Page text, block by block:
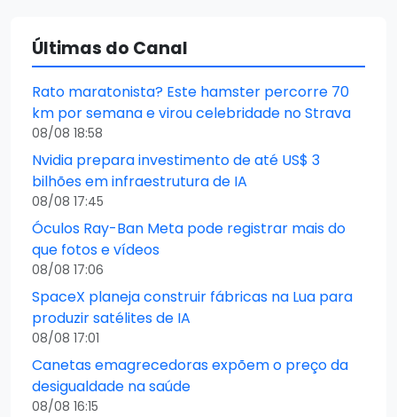
Últimas do Canal
Rato maratonista? Este hamster percorre 70
km por semana e virou celebridade no Strava
08/08 18:58
Nvidia prepara investimento de até US$ 3
bilhões em infraestrutura de IA
08/08 17:45
Óculos Ray-Ban Meta pode registrar mais do
que fotos e vídeos
08/08 17:06
SpaceX planeja construir fábricas na Lua para
produzir satélites de IA
08/08 17:01
Canetas emagrecedoras expõem o preço da
desigualdade na saúde
08/08 16:15